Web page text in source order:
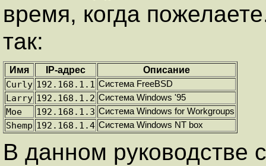
время, когда
так:
Имя IP-адрес
Описание
Curly 192.168.1.1 Система FreeBSD
Larry 192.168.1.2 Система Windows '95
Moe 192.168.1.3 Система Windows for Workgroups
Shemp 192.168.1.4 Система Windows NT box
В данном руководстве